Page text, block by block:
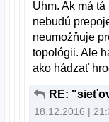
Uhm. Ak má
nebudú
neumožňuje
topológii. Ale
ako hádzať
RE:
18.12.2016 |